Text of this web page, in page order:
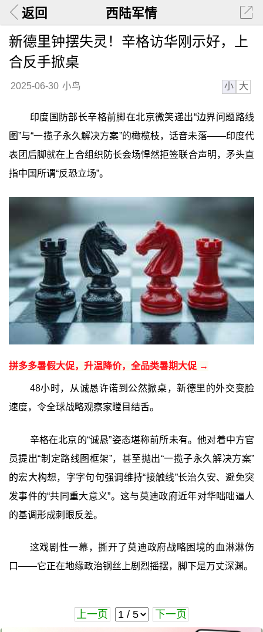
返回 西陆军情
新德里钟摆失灵！辛格访华刚示好，上
合反手掀桌
2025-06-30 小鸟 小 大
印度国防部长辛格前脚在北京微笑递出“边界问题路线
图”与“一揽子永久解决方案”的橄榄枝，话音未落——印度代
表团后脚就在上合组织防长会场悍然拒签联合声明，矛头直
指中国所谓“反恐立场”。
拼多多暑假大促，升温降价，全品类暑期大促 →
48小时，从诚恳许诺到公然掀桌，新德里的外交变脸
速度，令全球战略观察家瞠目结舌。
辛格在北京的“诚恳”姿态堪称前所未有。他对着中方官
员提出“制定路线图框架”，甚至抛出“一揽子永久解决方案”
的宏大构想，字字句句强调维持“接触线”长治久安、避免突
发事件的“共同重大意义”。这与莫迪政府近年对华咄咄逼人
的基调形成刺眼反差。
这戏剧性一幕，撕开了莫迪政府战略困境的血淋淋伤
口——它正在地缘政治钢丝上剧烈摇摆，脚下是万丈深渊。
上一页 下一页